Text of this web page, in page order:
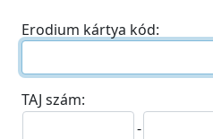
Erodium kártya kód:
TAJ szám:
-